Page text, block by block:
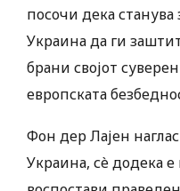
посочи дека
Украина да ги
брани својот
европската
Фон дер Лајен
Украина, сè додека е